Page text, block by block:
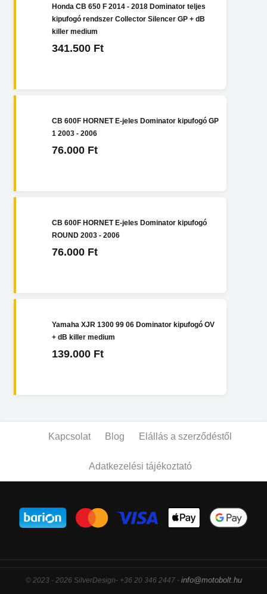
Honda CB 650 F 2014 - 2018 Dominator teljes
kipufogó rendszer Collector Silencer GP + dB
killer medium
341.500 Ft
CB 600F HORNET E-jeles Dominator kipufogó GP
1 2003 - 2006
76.000 Ft
CB 600F HORNET E-jeles Dominator kipufogó
ROUND 2003 - 2006
76.000 Ft
Yamaha XJR 1300 99 06 Dominator kipufogó OV
+ dB killer medium
139.000 Ft
Kapcsolat Blog Elállás a szerződéstől
Adatkezelési tájékoztató
© 2023 - 2026 SilverDesign- +36 20 346 2447 - info@motobolt.hu